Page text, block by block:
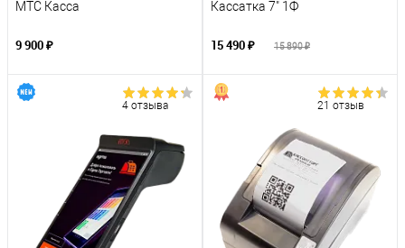
МТС Касса
9 900 ₽
Кассатка 7" 1Ф
15 490 ₽ 15 890 ₽
4 отзыва 21 отзыв